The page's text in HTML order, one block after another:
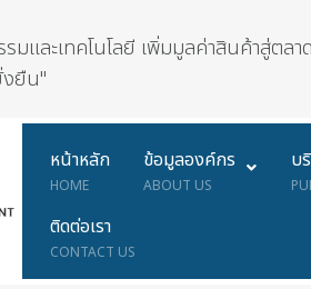
ละเทคโนโลยี เพิ่มมูลค่าสินค้าสู่ตลา
งยืน"
หน้าหลัก
HOME
ข้อมูลองค์กร
ABOUT US
บ
ติดต่อเรา
CONTACT US